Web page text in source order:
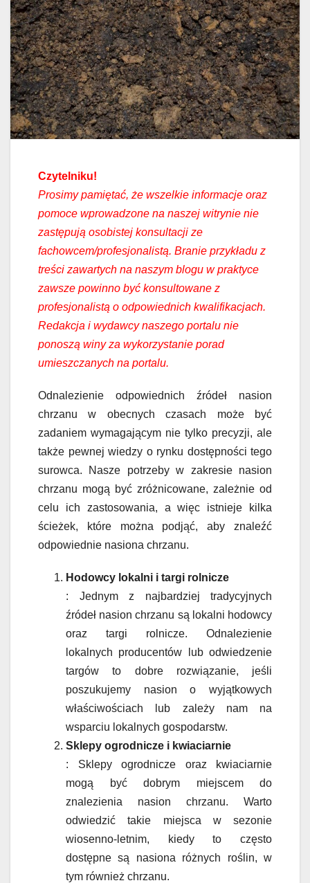
Czytelniku!
Prosimy pamiętać, że wszelkie informacje oraz
pomoce wprowadzone na naszej witrynie nie
zastępują osobistej konsultacji ze
fachowcem/profesjonalistą. Branie przykładu z
treści zawartych na naszym blogu w praktyce
zawsze powinno być konsultowane z
profesjonalistą o odpowiednich kwalifikacjach.
Redakcja i wydawcy naszego portalu nie
ponoszą winy za wykorzystanie porad
umieszczanych na portalu.
Odnalezienie odpowiednich źródeł nasion
chrzanu w obecnych czasach może być
zadaniem wymagającym nie tylko precyzji, ale
także pewnej wiedzy o rynku dostępności tego
surowca. Nasze potrzeby w zakresie nasion
chrzanu mogą być zróżnicowane, zależnie od
celu ich zastosowania, a więc istnieje kilka
ścieżek, które można podjąć, aby znaleźć
odpowiednie nasiona chrzanu.
Hodowcy lokalni i targi rolnicze
: Jednym z najbardziej tradycyjnych
źródeł nasion chrzanu są lokalni hodowcy
oraz targi rolnicze. Odnalezienie
lokalnych producentów lub odwiedzenie
targów to dobre rozwiązanie, jeśli
poszukujemy nasion o wyjątkowych
właściwościach lub zależy nam na
wsparciu lokalnych gospodarstw.
Sklepy ogrodnicze i kwiaciarnie
: Sklepy ogrodnicze oraz kwiaciarnie
mogą być dobrym miejscem do
znalezienia nasion chrzanu. Warto
odwiedzić takie miejsca w sezonie
wiosenno-letnim, kiedy to często
dostępne są nasiona różnych roślin, w
tym również chrzanu.